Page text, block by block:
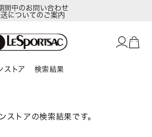
間中のお問い合わせ
についてのご案内
ストア 検索結果
ストアの検索結果です。